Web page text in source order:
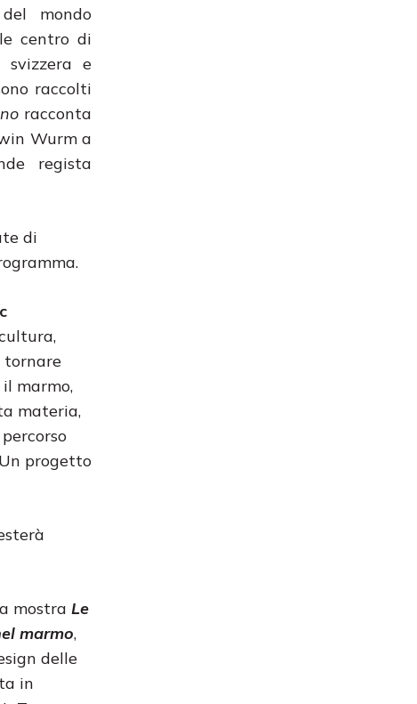
mondo
centro di
e
raccolti
racconta
Wurm a
regista
di
tornare
marmo,
materia,
progetto
mostra Le
marmo,
delle
in